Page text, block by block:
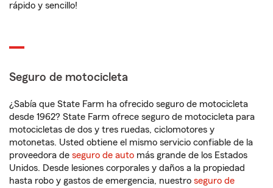
rápido y sencillo!
Seguro de motocicleta
¿Sabía que State Farm ha ofrecido seguro de motocicleta
desde 1962? State Farm ofrece seguro de motocicleta para
motocicletas de dos y tres ruedas, ciclomotores y
motonetas. Usted obtiene el mismo servicio confiable de la
proveedora de seguro de auto más grande de los Estados
Unidos. Desde lesiones corporales y daños a la propiedad
hasta robo y gastos de emergencia, nuestro seguro de